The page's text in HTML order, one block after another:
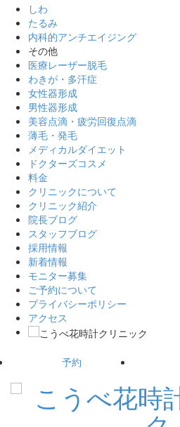
しわ
たるみ
内科的アンチエイジング
その他
医療レーザー脱毛
わきが・多汗症
女性器形成
男性器形成
美容点滴・疲労回復点滴
薄毛・発毛
メディカルダイエット
ドクターズコスメ
料金
クリニックについて
クリニック紹介
院長ブログ
スタッフブログ
採用情報
新着情報
モニター募集
ご予約について
プライバシーポリシー
アクセス
予約